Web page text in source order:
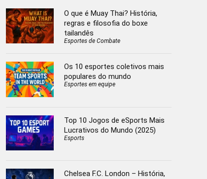
O que é Muay Thai? História,
regras e filosofia do boxe
tailandês
Esportes de Combate
Os 10 esportes coletivos mais
populares do mundo
Esportes em equipe
Top 10 Jogos de eSports Mais
Lucrativos do Mundo (2025)
Esports
Chelsea F.C. London – História,